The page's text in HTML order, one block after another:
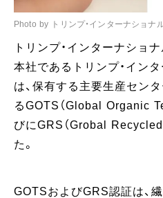
Photo by トリンプ・インターナショナ
トリンプ・インターナショ
本社であるトリンプ・イン
は、保有する主要生産セン
るGOTS（Global Organic
びにGRS（Grobal
た。
GOTSおよびGRS認証は、